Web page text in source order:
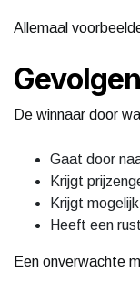
Allemaal
De winnaar door
Gaat door
Krijgt
Krijgt
Heeft een
Een onverwachte